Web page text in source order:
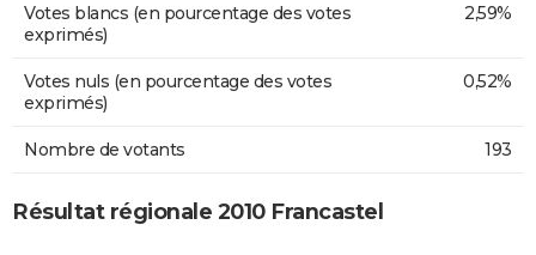
Votes blancs (en pourcentage des votes
exprimés)
2,59%
Votes nuls (en pourcentage des votes
exprimés)
0,52%
Nombre de votants 193
Résultat régionale 2010 Francastel